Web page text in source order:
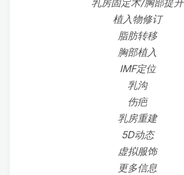
乳房固定术/胸部提升
植入物修订
脂肪转移
胸部植入
IMF定位
乳沟
伤疤
乳房重建
5D动态
虚拟服饰
更多信息